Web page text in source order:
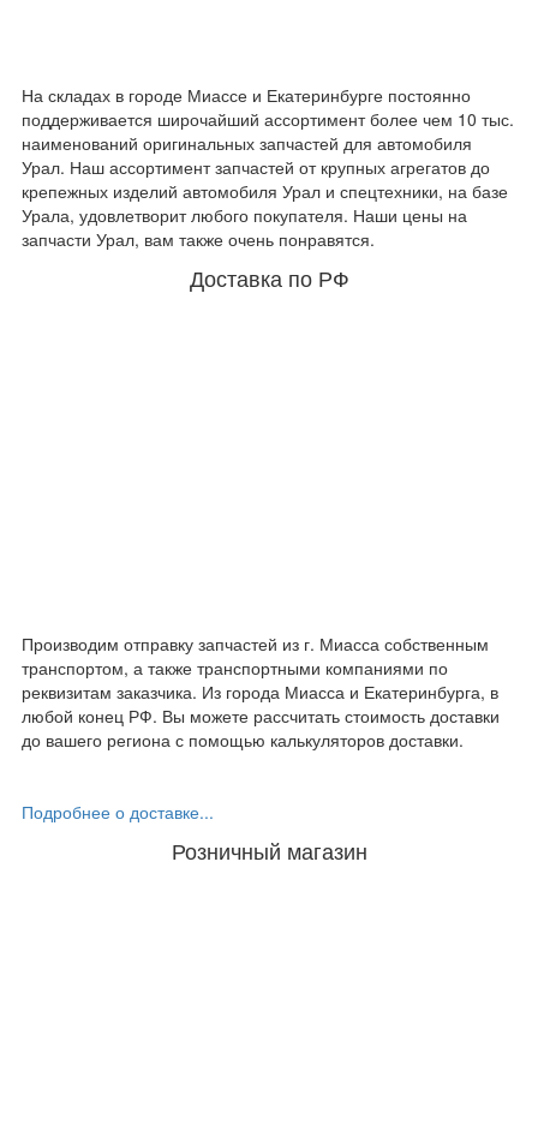
На складах в городе Миассе и Екатеринбурге постоянно
поддерживается широчайший ассортимент более чем 10 тыс.
наименований оригинальных запчастей для автомобиля
Урал. Наш ассортимент запчастей от крупных агрегатов до
крепежных изделий автомобиля Урал и спецтехники, на базе
Урала, удовлетворит любого покупателя. Наши цены на
запчасти Урал, вам также очень понравятся.
Доставка по РФ
Производим отправку запчастей из г. Миасса собственным
транспортом, а также транспортными компаниями по
реквизитам заказчика. Из города Миасса и Екатеринбурга, в
любой конец РФ. Вы можете рассчитать стоимость доставки
до вашего региона с помощью калькуляторов доставки.
Подробнее о доставке...
Розничный магазин